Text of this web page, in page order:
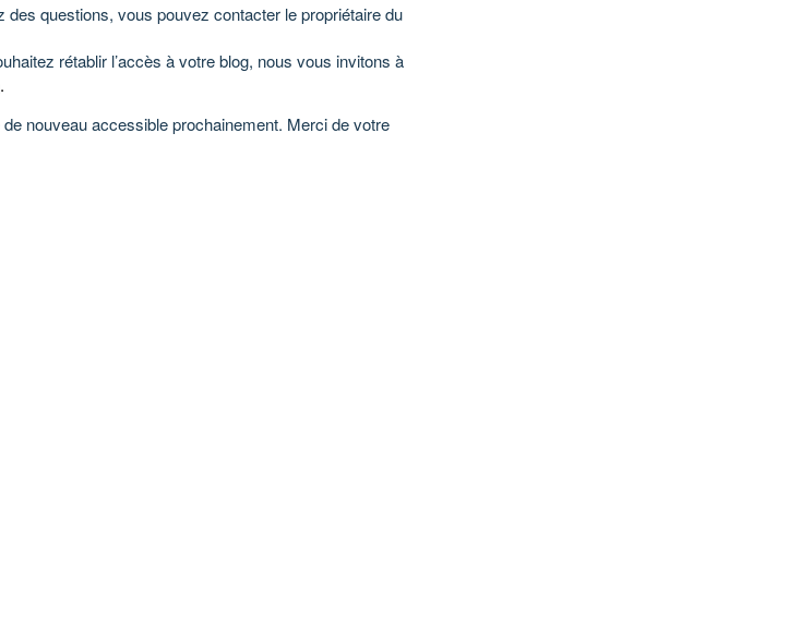
des questions, vous pouvez contacter le propriétaire du
rétablir l’accès à votre blog, nous vous invitons à
.
nouveau accessible prochainement. Merci de votre